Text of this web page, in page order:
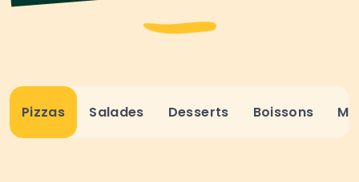
Pizzas Salades Desserts Boissons